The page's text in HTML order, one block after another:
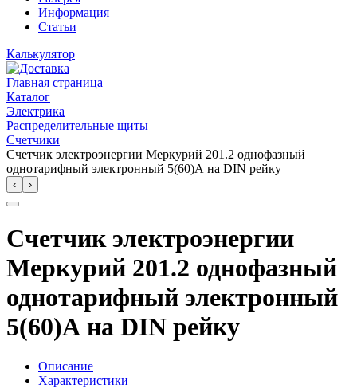
Информация
Статьи
Калькулятор
Главная страница
Каталог
Электрика
Распределительные щиты
Счетчики
Счетчик электроэнергии Меркурий 201.2 однофазный
однотарифный электронный 5(60)А на DIN рейку
‹ ›
Счетчик электроэнергии
Меркурий 201.2 однофазный
однотарифный электронный
5(60)А на DIN рейку
Описание
Характеристики